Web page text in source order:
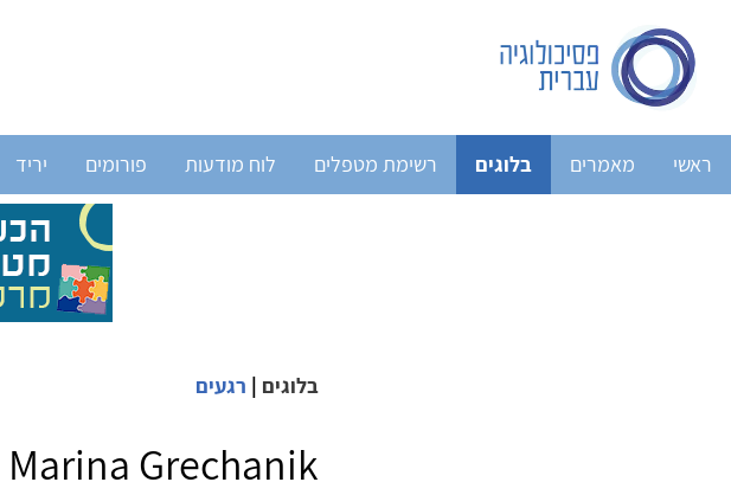
ראשי מאמרים בלוגים רשימת מטפלים לוח מודעות פורומים יריד
בלוגים | רגעים
Marina Grechanik